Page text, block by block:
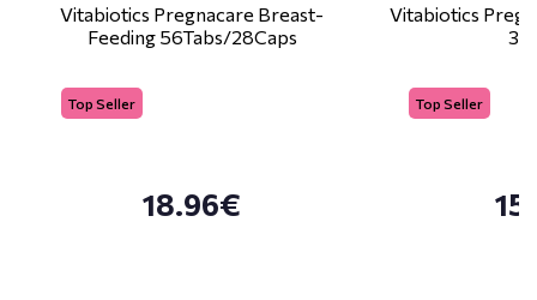
Vitabiotics Pregnacare Breast-
Feeding 56Tabs/28Caps
Top Seller
18.96€
Vitabiotics
Top Seller